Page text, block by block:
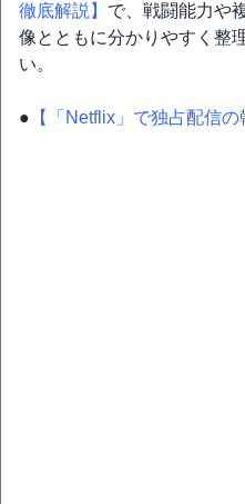
徹底解説】 で、戦闘能力や
像とともに分かりやすく整
い。
● 【「Netflix」で独占配信